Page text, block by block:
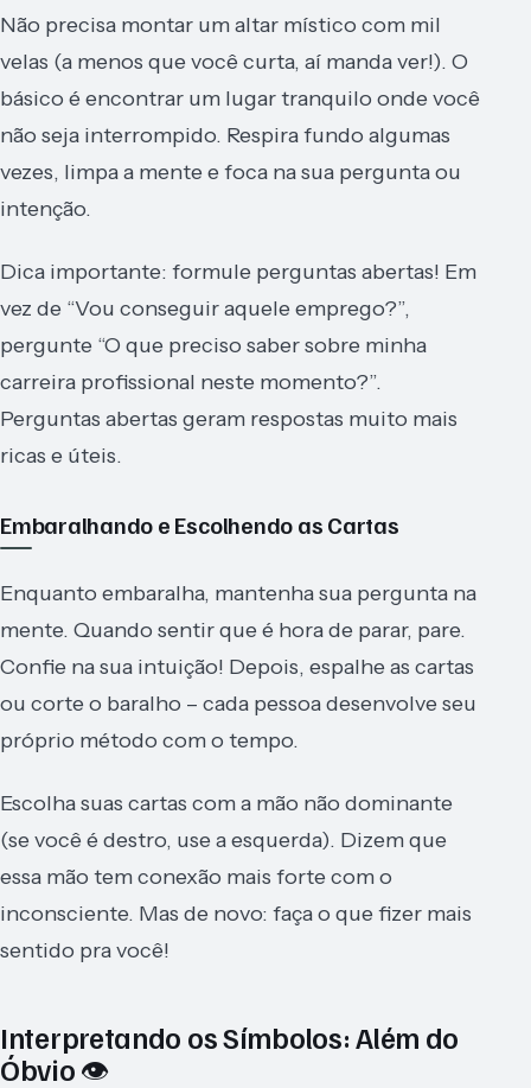
Não precisa montar um altar místico com mil
velas (a menos que você curta, aí manda ver!). O
básico é encontrar um lugar tranquilo onde você
não seja interrompido. Respira fundo algumas
vezes, limpa a mente e foca na sua pergunta ou
intenção.
Dica importante: formule perguntas abertas! Em
vez de “Vou conseguir aquele emprego?”,
pergunte “O que preciso saber sobre minha
carreira profissional neste momento?”.
Perguntas abertas geram respostas muito mais
ricas e úteis.
Embaralhando e Escolhendo as Cartas
Enquanto embaralha, mantenha sua pergunta na
mente. Quando sentir que é hora de parar, pare.
Confie na sua intuição! Depois, espalhe as cartas
ou corte o baralho – cada pessoa desenvolve seu
próprio método com o tempo.
Escolha suas cartas com a mão não dominante
(se você é destro, use a esquerda). Dizem que
essa mão tem conexão mais forte com o
inconsciente. Mas de novo: faça o que fizer mais
sentido pra você!
Interpretando os Símbolos: Além do
Óbvio 👁️